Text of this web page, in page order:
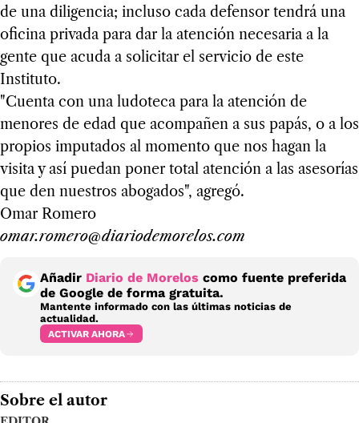
de una diligencia; incluso cada defensor tendrá una
oficina privada para dar la atención necesaria a la
gente que acuda a solicitar el servicio de este
Instituto.
"Cuenta con una ludoteca para la atención de
menores de edad que acompañen a sus papás, o a los
propios imputados al momento que nos hagan la
visita y así puedan poner total atención a las asesorías
que den nuestros abogados", agregó.
Omar Romero
omar.romero@diariodemorelos.com
Añadir Diario de Morelos como fuente preferida
de Google de forma gratuita.
Mantente informado con las últimas noticias de
actualidad.
ACTIVAR AHORA
Sobre el autor